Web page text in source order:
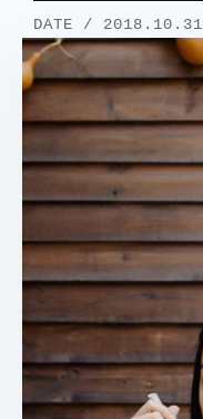
DATE / 2018.10.31